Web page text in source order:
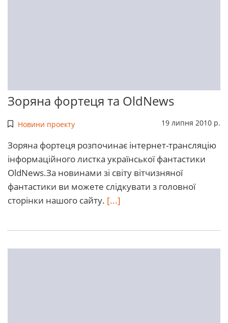
Зоряна фортеця та OldNews
Новини проекту 19 липня 2010 р.
Зоряна фортеця розпочинає інтернет-трансляцію
інформаційного листка української фантастики
OldNews.За новинами зі світу вітчизняної
фантастики ви можете слідкувати з головної
сторінки нашого сайту. [...]